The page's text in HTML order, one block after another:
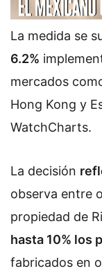
La medida se
6.2%
mercados
Hong Kong y
WatchCharts.
La decisión
observa entre
propiedad de
hasta 10% los
fabricados en